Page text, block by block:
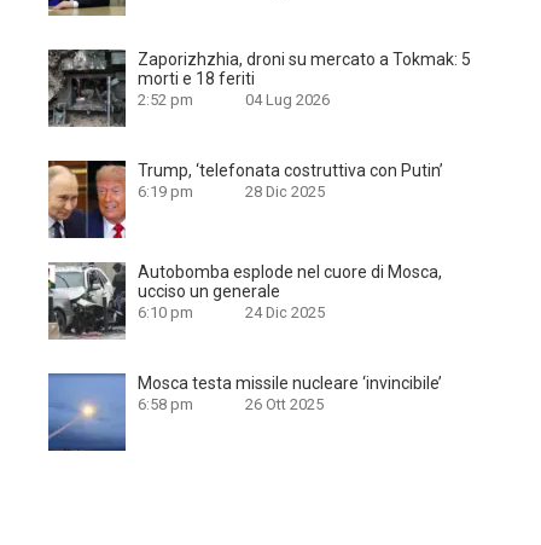
Zaporizhzhia, droni su mercato a Tokmak: 5
morti e 18 feriti
2:52 pm 04 Lug 2026
Trump, ‘telefonata costruttiva con Putin’
6:19 pm 28 Dic 2025
Autobomba esplode nel cuore di Mosca,
ucciso un generale
6:10 pm 24 Dic 2025
Mosca testa missile nucleare ‘invincibile’
6:58 pm 26 Ott 2025